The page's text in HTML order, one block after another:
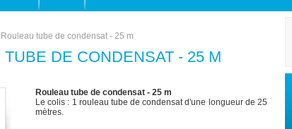
tube de condensat - 25 m
DE CONDENSAT - 25 M
Rouleau tube de condensat - 25 m
Le colis : 1 rouleau tube de condensat d'une longueur de 25
mètres.